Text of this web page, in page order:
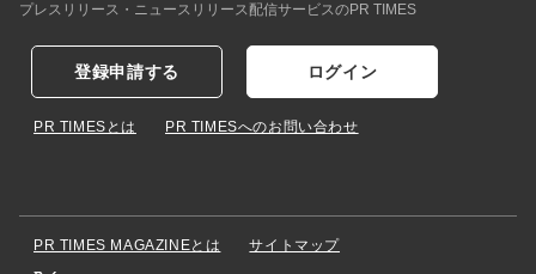
プレスリリース・ニュースリリース配信サービスのPR TIMES
登録申請する ログイン
PR TIMESとは PR TIMESへのお問い合わせ
PR TIMES MAGAZINEとは サイトマップ